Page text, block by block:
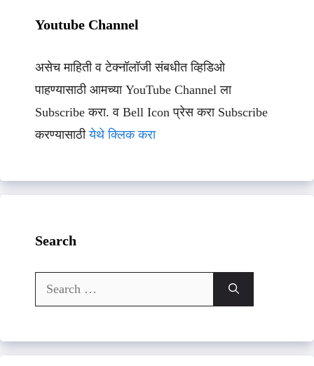
Youtube Channel
असेच माहिती व टेक्नॉलॉजी संबधीत व्हिडिओ
पाहण्यासाठी आमच्या YouTube Channel ला
Subscribe करा. व Bell Icon प्रेस करा Subscribe
करण्यासाठीयेथे क्लिक करा
Search
Search
for: